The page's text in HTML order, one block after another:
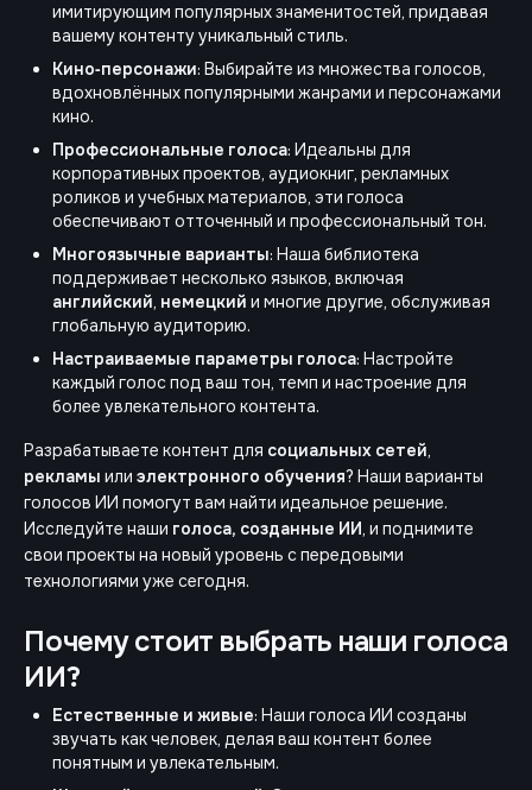
имитирующим популярных знаменитостей, придавая
вашему контенту уникальный стиль.
Кино‑персонажи: Выбирайте из множества голосов,
вдохновлённых популярными жанрами и персонажами
кино.
Профессиональные голоса: Идеальны для
корпоративных проектов, аудиокниг, рекламных
роликов и учебных материалов, эти голоса
обеспечивают отточенный и профессиональный тон.
Многоязычные варианты: Наша библиотека
поддерживает несколько языков, включая
английский, немецкий и многие другие, обслуживая
глобальную аудиторию.
Настраиваемые параметры голоса: Настройте
каждый голос под ваш тон, темп и настроение для
более увлекательного контента.
Разрабатываете контент для социальных сетей,
рекламы или электронного обучения? Наши варианты
голосов ИИ помогут вам найти идеальное решение.
Исследуйте наши голоса, созданные ИИ, и поднимите
свои проекты на новый уровень с передовыми
технологиями уже сегодня.
Почему стоит выбрать наши голоса
ИИ?
Естественные и живые: Наши голоса ИИ созданы
звучать как человек, делая ваш контент более
понятным и увлекательным.